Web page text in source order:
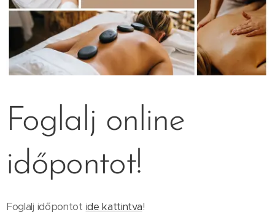
Foglalj online
időpontot!
Foglalj időpontot ide kattintva!